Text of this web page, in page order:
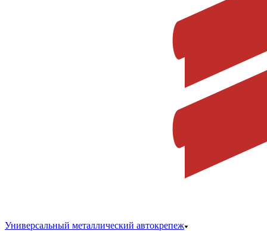
Универсальный металлический автокрепеж